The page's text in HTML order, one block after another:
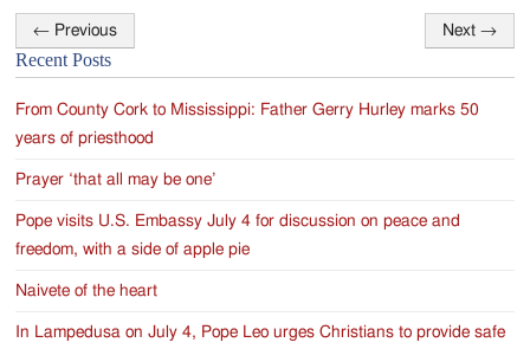
Post
navigation
← Previous Next →
Recent Posts
From County Cork to Mississippi: Father Gerry Hurley marks 50
years of priesthood
Prayer ‘that all may be one’
Pope visits U.S. Embassy July 4 for discussion on peace and
freedom, with a side of apple pie
Naivete of the heart
In Lampedusa on July 4, Pope Leo urges Christians to provide safe